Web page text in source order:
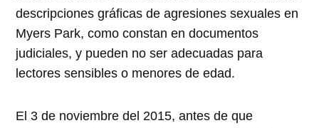
descripciones gráficas de agresiones sexuales en
Myers Park, como constan en documentos
judiciales, y pueden no ser adecuadas para
lectores sensibles o menores de edad.
El 3 de noviembre del 2015, antes de que